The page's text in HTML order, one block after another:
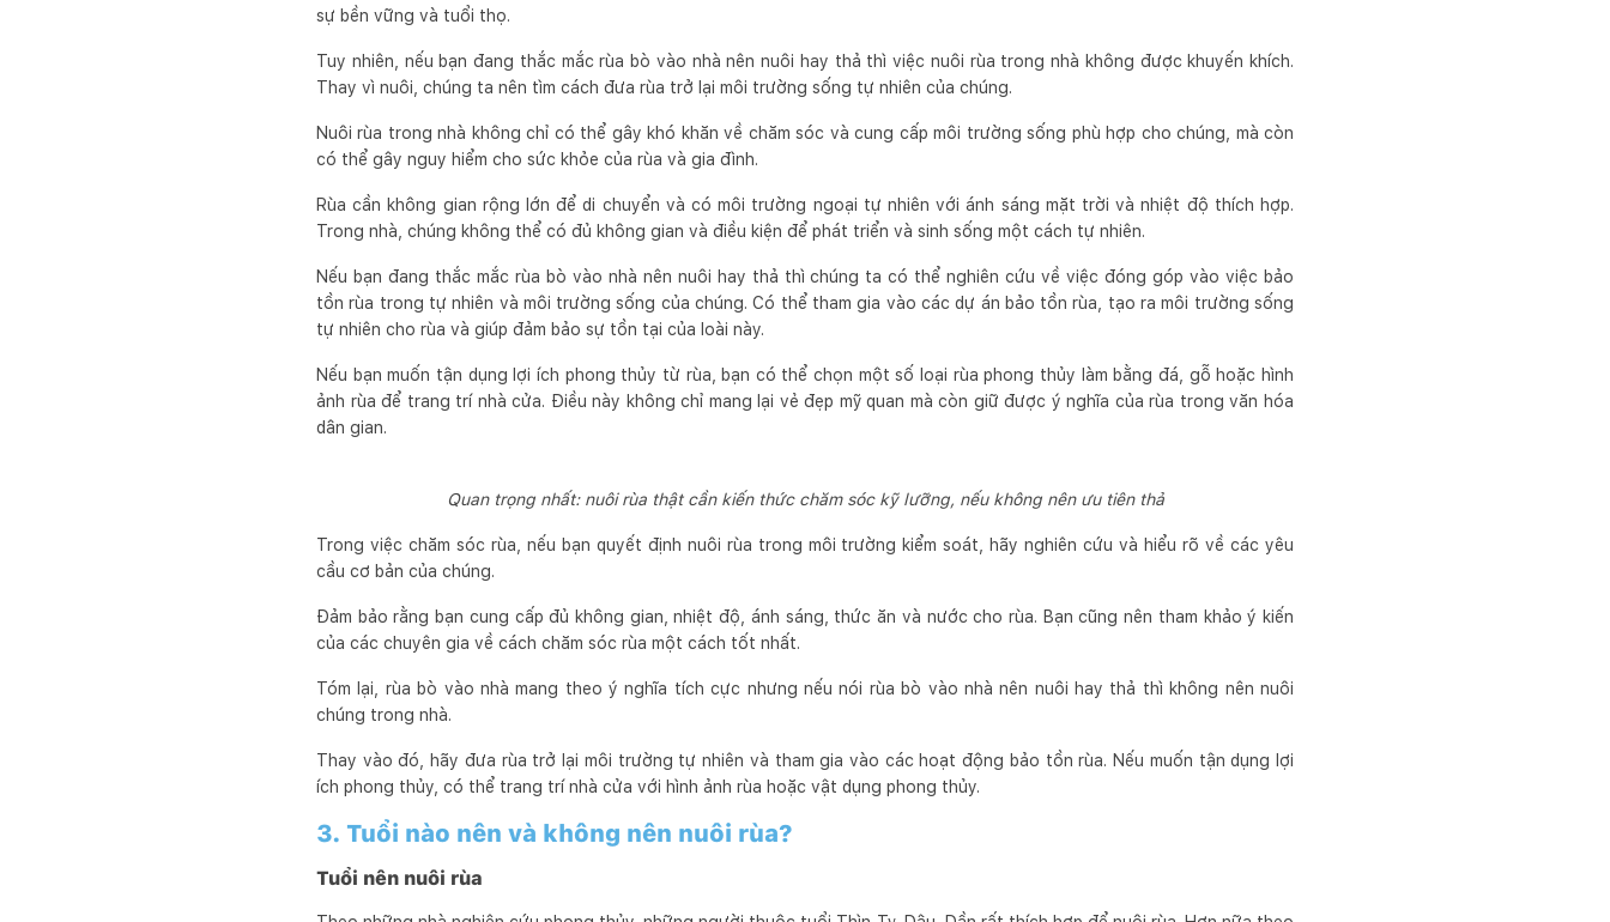
sự bền vững và tuổi thọ.
Tuy nhiên, nếu bạn đang thắc mắc rùa bò vào nhà nên nuôi hay thả thì việc nuôi rùa trong nhà không được khuyến khích.
Thay vì nuôi, chúng ta nên tìm cách đưa rùa trở lại môi trường sống tự nhiên của chúng.
Nuôi rùa trong nhà không chỉ có thể gây khó khăn về chăm sóc và cung cấp môi trường sống phù hợp cho chúng, mà còn
có thể gây nguy hiểm cho sức khỏe của rùa và gia đình.
Rùa cần không gian rộng lớn để di chuyển và có môi trường ngoại tự nhiên với ánh sáng mặt trời và nhiệt độ thích hợp.
Trong nhà, chúng không thể có đủ không gian và điều kiện để phát triển và sinh sống một cách tự nhiên.
Nếu bạn đang thắc mắc rùa bò vào nhà nên nuôi hay thả thì chúng ta có thể nghiên cứu về việc đóng góp vào việc bảo
tồn rùa trong tự nhiên và môi trường sống của chúng. Có thể tham gia vào các dự án bảo tồn rùa, tạo ra môi trường sống
tự nhiên cho rùa và giúp đảm bảo sự tồn tại của loài này.
Nếu bạn muốn tận dụng lợi ích phong thủy từ rùa, bạn có thể chọn một số loại rùa phong thủy làm bằng đá, gỗ hoặc hình
ảnh rùa để trang trí nhà cửa. Điều này không chỉ mang lại vẻ đẹp mỹ quan mà còn giữ được ý nghĩa của rùa trong văn hóa
dân gian.
Quan trọng nhất: nuôi rùa thật cần kiến thức chăm sóc kỹ lưỡng, nếu không nên ưu tiên thả
Trong việc chăm sóc rùa, nếu bạn quyết định nuôi rùa trong môi trường kiểm soát, hãy nghiên cứu và hiểu rõ về các yêu
cầu cơ bản của chúng.
Đảm bảo rằng bạn cung cấp đủ không gian, nhiệt độ, ánh sáng, thức ăn và nước cho rùa. Bạn cũng nên tham khảo ý kiến
của các chuyên gia về cách chăm sóc rùa một cách tốt nhất.
Tóm lại, rùa bò vào nhà mang theo ý nghĩa tích cực nhưng nếu nói rùa bò vào nhà nên nuôi hay thả thì không nên nuôi
chúng trong nhà.
Thay vào đó, hãy đưa rùa trở lại môi trường tự nhiên và tham gia vào các hoạt động bảo tồn rùa. Nếu muốn tận dụng lợi
ích phong thủy, có thể trang trí nhà cửa với hình ảnh rùa hoặc vật dụng phong thủy.
3. Tuổi nào nên và không nên nuôi rùa?
Tuổi nên nuôi rùa